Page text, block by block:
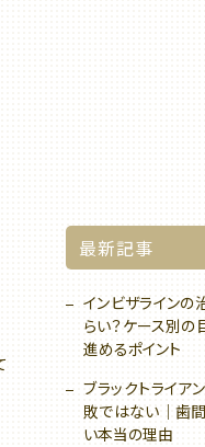
最新記事
インビザラインの
らい？ケース別の
進めるポイント
ブラックトライア
敗ではない｜歯
い本当の理由